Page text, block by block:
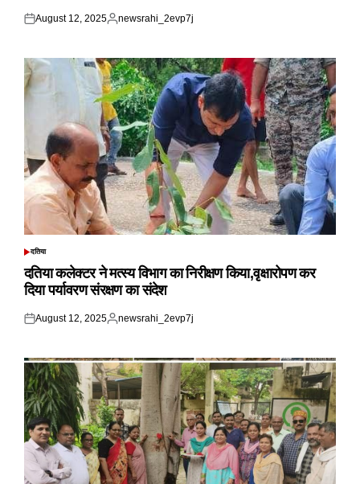
Posted
August 12, 2025
Posted
newsrahi_2evp7j
POSTED
दतिया
दतिया कलेक्टर ने मत्स्य विभाग का निरीक्षण किया,वृक्षारोपण कर
दिया पर्यावरण संरक्षण का संदेश
Posted
August 12, 2025
Posted
newsrahi_2evp7j